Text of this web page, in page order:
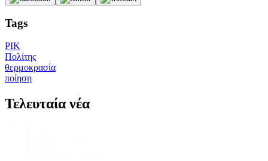
Tags
ΡΙΚ
Πολίτης
θερμοκρασία
ποίηση
Τελευταία νέα